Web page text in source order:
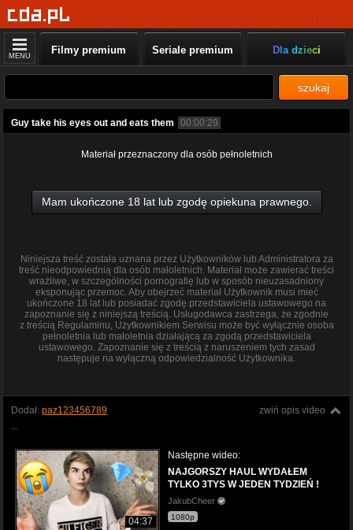
MENU Filmy premium Seriale premium Dla dzieci
szukaj
Guy take his eyes out and eats them 00:00:29
Materiał przeznaczony dla osób pełnoletnich
Mam ukończone 18 lat lub zgodę opiekuna prawnego.
Niniejsza treść została uznana przez Użytkowników lub Administratora za
treść nieodpowiednią dla osób małoletnich. Materiał może zawierać treści
wrażliwe, w szczególności pornografię lub w sposób nieuzasadniony
eksponując przemoc. Aby obejrzeć materiał Użytkownik musi mieć
ukończone 18 lat lub posiadać zgodę przedstawiciela ustawowego na
zapoznanie się z niniejszą treścią. Usługodawca zastrzega, że zgodnie
z treścią Regulaminu, Użytkownikiem Serwisu może być wyłącznie osoba
pełnoletnia lub małoletnia działającą za zgodą przedstawiciela
ustawowego. Zapoznanie się z treścią z naruszeniem tych zasad
następuje na wyłączną odpowiedzialność Użytkownika.
zwiń opis video
Dodał: paz123456789
...
04:37
Następne wideo:
NAJGORSZY HAUL WYDAŁEM
TYLKO 3TYS W JEDEN TYDZIEŃ !
JakubCheer
1080p